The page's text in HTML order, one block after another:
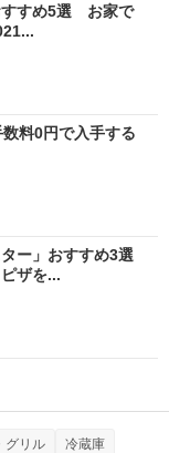
すすめ5選 お家で
料0円で入手する
ー」おすすめ3選
ザを...
グリル 冷蔵庫